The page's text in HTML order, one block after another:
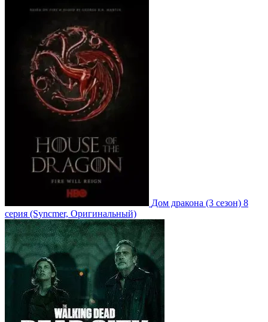
Дом дракона (3 сезон) 8
серия (Syncmer, Оригинальный)